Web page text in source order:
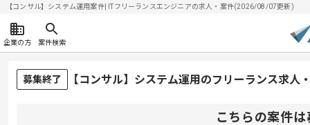
【コンサル】システム運用案件| ITフリーランスエンジニアの求人・案件(2026/08/07更新)
企業の方 案件検索
募集終了 【コンサル】システム運用のフリーランス求人
こちらの案件